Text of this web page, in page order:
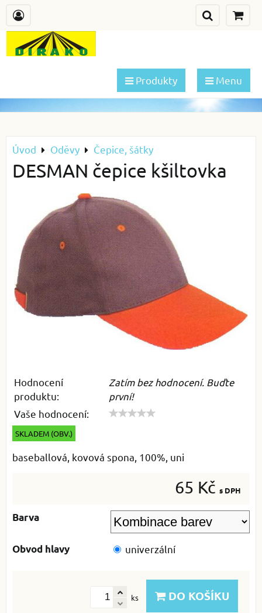
Produkty Menu
Úvod Oděvy Čepice, šátky
DESMAN čepice kšiltovka
Hodnocení
produktu:
Zatím bez hodnocení. Buďte
první!
Vaše hodnocení:
SKLADEM (OBV.)
baseballová, kovová spona, 100%, uni
65 Kč s DPH
Barva
Obvod hlavy univerzální
ks DO KOŠÍKU